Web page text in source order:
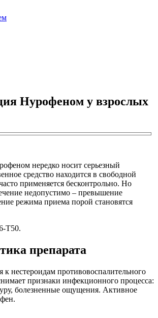
Нурофеном у взрослых
нередко носит серьезный
средство находится в свободной
применяется бесконтрольно. Но
недопустимо – превышение
режима приема порой становятся
Т50.
препарата
к нестероидам противовоспалительного
признаки инфекционного процесса:
болезненные ощущения. Активное